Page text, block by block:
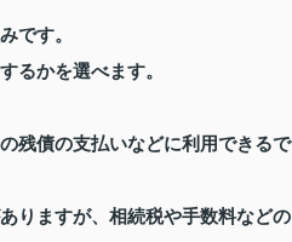
です。
るかを選べます。
残債の支払いなどに利用できるで
りますが、相続税や手数料などの